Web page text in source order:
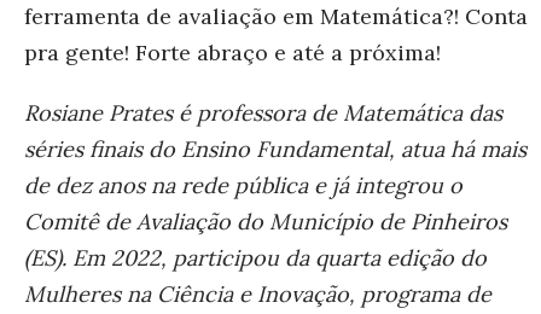
ferramenta de avaliação em Matemática?! Conta
pra gente! Forte abraço e até a próxima!
Rosiane Prates é professora de Matemática das
séries finais do Ensino Fundamental, atua há mais
de dez anos na rede pública e já integrou o
Comitê de Avaliação do Município de Pinheiros
(ES). Em 2022, participou da quarta edição do
Mulheres na Ciência e Inovação, programa de